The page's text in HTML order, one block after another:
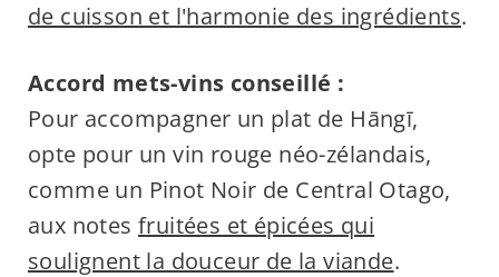
de cuisson et l'harmonie des ingrédients.
Accord mets-vins conseillé :
Pour accompagner un plat de Hāngī,
opte pour un vin rouge néo-zélandais,
comme un Pinot Noir de Central Otago,
aux notes fruitées et épicées qui
soulignent la douceur de la viande.